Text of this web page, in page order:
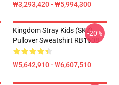
₩3,293,420 - ₩5,994,300
Kingdom Stray Kids (SKZ)
Pullover Sweatshirt RB1608
₩5,642,910 - ₩6,607,510
-20%